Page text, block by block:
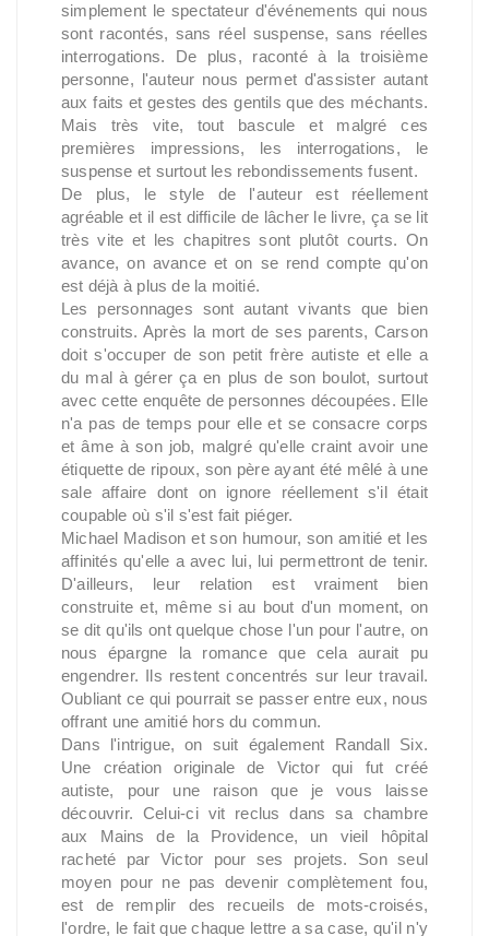
simplement le spectateur d'événements qui nous
sont racontés, sans réel suspense, sans réelles
interrogations. De plus, raconté à la troisième
personne, l'auteur nous permet d'assister autant
aux faits et gestes des gentils que des méchants.
Mais très vite, tout bascule et malgré ces
premières impressions, les interrogations, le
suspense et surtout les rebondissements fusent.
De plus, le style de l'auteur est réellement
agréable et il est difficile de lâcher le livre, ça se lit
très vite et les chapitres sont plutôt courts. On
avance, on avance et on se rend compte qu'on
est déjà à plus de la moitié.
Les personnages sont autant vivants que bien
construits. Après la mort de ses parents, Carson
doit s'occuper de son petit frère autiste et elle a
du mal à gérer ça en plus de son boulot, surtout
avec cette enquête de personnes découpées. Elle
n'a pas de temps pour elle et se consacre corps
et âme à son job, malgré qu'elle craint avoir une
étiquette de ripoux, son père ayant été mêlé à une
sale affaire dont on ignore réellement s'il était
coupable où s'il s'est fait piéger.
Michael Madison et son humour, son amitié et les
affinités qu'elle a avec lui, lui permettront de tenir.
D'ailleurs, leur relation est vraiment bien
construite et, même si au bout d'un moment, on
se dit qu'ils ont quelque chose l'un pour l'autre, on
nous épargne la romance que cela aurait pu
engendrer. Ils restent concentrés sur leur travail.
Oubliant ce qui pourrait se passer entre eux, nous
offrant une amitié hors du commun.
Dans l'intrigue, on suit également Randall Six.
Une création originale de Victor qui fut créé
autiste, pour une raison que je vous laisse
découvrir. Celui-ci vit reclus dans sa chambre
aux Mains de la Providence, un vieil hôpital
racheté par Victor pour ses projets. Son seul
moyen pour ne pas devenir complètement fou,
est de remplir des recueils de mots-croisés,
l'ordre, le fait que chaque lettre a sa case, qu'il n'y